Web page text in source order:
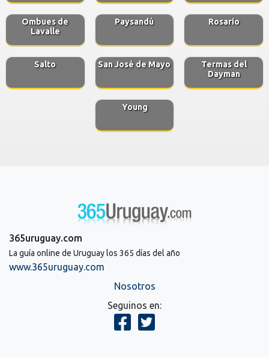
Ombues de
Lavalle
Paysandú Rosario
Salto San José de Mayo
Termas del
Dayman
Young
365uruguay.com
La guía online de Uruguay los 365 días del año
www.365uruguay.com
Nosotros
Seguinos en: